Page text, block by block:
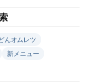
んオムレツ
新メニュー